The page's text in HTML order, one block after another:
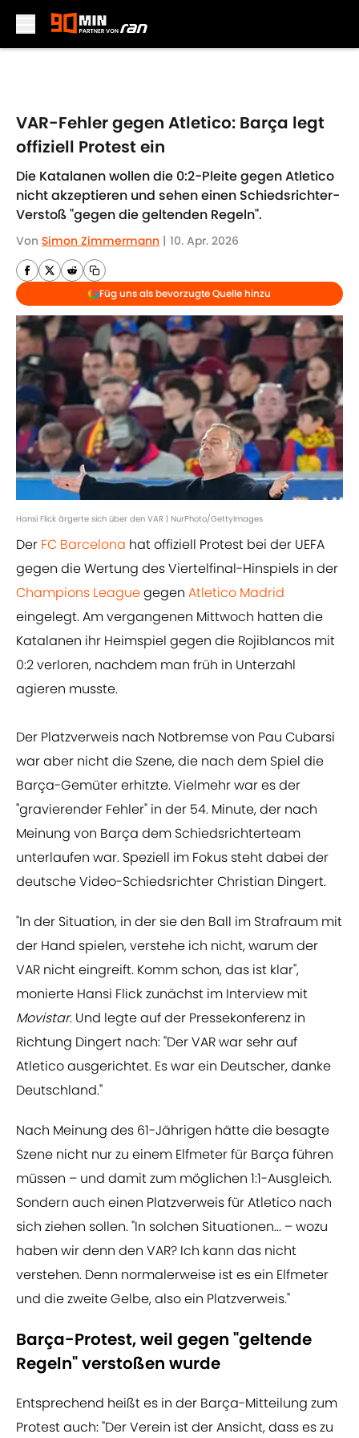
VAR-Fehler gegen Atletico: Barça legt
offiziell Protest ein
Die Katalanen wollen die 0:2-Pleite gegen Atletico
nicht akzeptieren und sehen einen Schiedsrichter-
Verstoß "gegen die geltenden Regeln".
Von Simon Zimmermann | 10. Apr. 2026
Füg uns als bevorzugte Quelle hinzu
Hansi Flick ärgerte sich über den VAR | NurPhoto/GettyImages
Der FC Barcelona hat offiziell Protest bei der UEFA
gegen die Wertung des Viertelfinal-Hinspiels in der
Champions Leaguegegen Atletico Madrid
eingelegt. Am vergangenen Mittwoch hatten die
Katalanen ihr Heimspiel gegen die Rojiblancos mit
0:2 verloren, nachdem man früh in Unterzahl
agieren musste.
Der Platzverweis nach Notbremse von Pau Cubarsi
war aber nicht die Szene, die nach dem Spiel die
Barça-Gemüter erhitzte. Vielmehr war es der
"gravierender Fehler" in der 54. Minute, der nach
Meinung von Barça dem Schiedsrichterteam
unterlaufen war. Speziell im Fokus steht dabei der
deutsche Video-Schiedsrichter Christian Dingert.
"In der Situation, in der sie den Ball im Strafraum mit
der Hand spielen, verstehe ich nicht, warum der
VAR nicht eingreift. Komm schon, das ist klar",
monierte Hansi Flick zunächst im Interview mit
Movistar. Und legte auf der Pressekonferenz in
Richtung Dingert nach: "Der VAR war sehr auf
Atletico ausgerichtet. Es war ein Deutscher, danke
Deutschland."
Nach Meinung des 61-Jährigen hätte die besagte
Szene nicht nur zu einem Elfmeter für Barça führen
müssen – und damit zum möglichen 1:1-Ausgleich.
Sondern auch einen Platzverweis für Atletico nach
sich ziehen sollen. "In solchen Situationen... – wozu
haben wir denn den VAR? Ich kann das nicht
verstehen. Denn normalerweise ist es ein Elfmeter
und die zweite Gelbe, also ein Platzverweis."
Barça-Protest, weil gegen "geltende
Regeln" verstoßen wurde
Entsprechend heißt es in der Barça-Mitteilung zum
Protest auch: "Der Verein ist der Ansicht, dass es zu